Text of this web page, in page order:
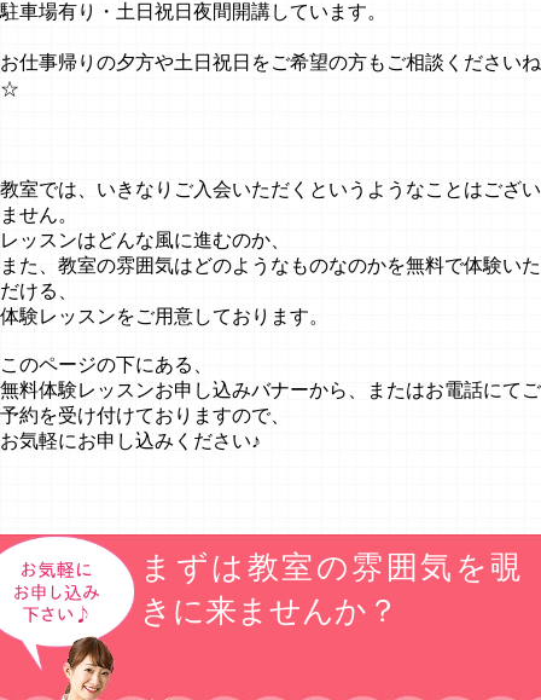
駐車場有り・土日祝日夜間開講しています。
お仕事帰りの夕方や土日祝日をご希望の方もご相談くださいね
☆
教室では、いきなりご入会いただくというようなことはござい
ません。
レッスンはどんな風に進むのか、
また、教室の雰囲気はどのようなものなのかを無料で体験いた
だける、
体験レッスンをご用意しております。
このページの下にある、
無料体験レッスンお申し込みバナーから、またはお電話にてご
予約を受け付けておりますので、
お気軽にお申し込みください♪
まずは教室の雰囲気を覗
きに来ませんか？